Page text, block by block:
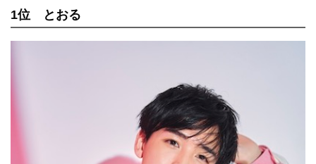
1位 とおる